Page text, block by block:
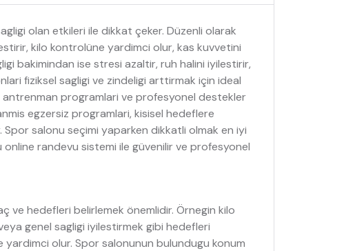
olan etkileri ile dikkat çeker. Düzenli olarak
kilo kontrolüne yardimci olur, kas kuvvetini
bakimindan ise stresi azaltir, ruh halini iyilestirir,
fiziksel sagligi ve zindeligi arttirmak için ideal
programlari ve profesyonel destekler
egzersiz programlari, kisisel hedeflere
salonu seçimi yaparken dikkatli olmak en iyi
randevu sistemi ile güvenilir ve profesyonel
ve hedefleri belirlemek önemlidir. Örnegin kilo
genel sagligi iyilestirmek gibi hedefleri
olur. Spor salonunun bulundugu konum